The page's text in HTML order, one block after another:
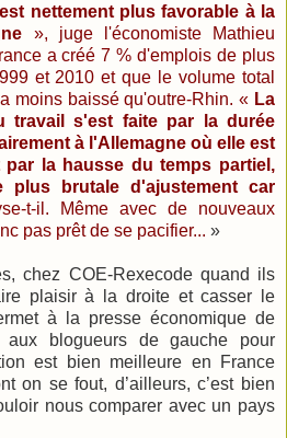
nettement plus favorable à la
», juge l'économiste Mathieu
a créé 7 % d'emplois de plus
et 2010 et que le volume total
moins baissé qu'outre-Rhin. « La
travail s'est faite par la durée
à l'Allemagne où elle est
par la hausse du temps partiel,
brutale d'ajustement car
t-il. Même avec de nouveaux
pas prêt de se pacifier... »
chez COE-Rexecodequand ils
plaisir à la droite et casser le
à la presse économique de
aux blogueurs de gauche pour
est bien meilleure en France
on se fout, d’ailleurs, c’est bien
nous comparer avec un pays